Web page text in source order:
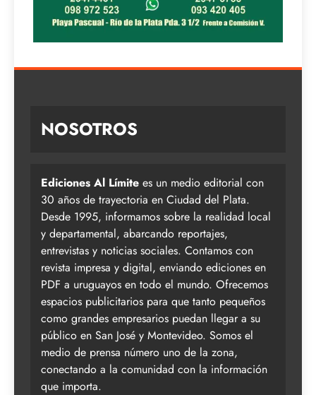
NOSOTROS
Ediciones Al Límite es un medio editorial con
30 años de trayectoria en Ciudad del Plata.
Desde 1995, informamos sobre la realidad local
y departamental, abarcando reportajes,
entrevistas y noticias sociales. Contamos con
revista impresa y digital, enviando ediciones en
PDF a uruguayos en todo el mundo. Ofrecemos
espacios publicitarios para que tanto pequeños
como grandes empresarios puedan llegar a su
público en San José y Montevideo. Somos el
medio de prensa número uno de la zona,
conectando a la comunidad con la información
que importa.